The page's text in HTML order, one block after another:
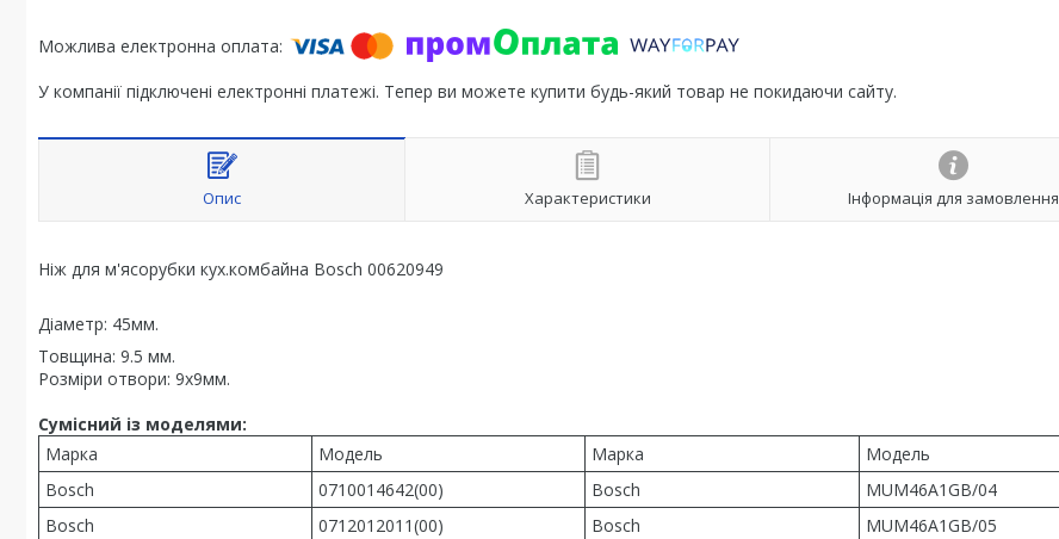
У компанії підключені електронні платежі. Тепер ви можете купити будь-який товар не покидаючи сайту.
Опис Характеристики Інформація для замовлення
Ніж для м'ясорубки кух.комбайна Bosch 00620949
Діаметр: 45мм.
Товщина: 9.5 мм.
Розміри отвори: 9x9мм.
Сумісний із моделями:
Марка
Модель Марка
Модель
Bosch
0710014642(00) Bosch
MUM46A1GB/04
Bosch
0712012011(00) Bosch
MUM46A1GB/05